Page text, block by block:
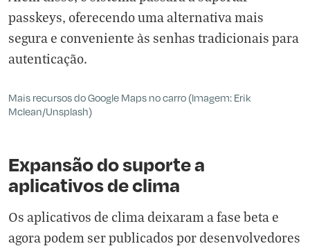
passkeys, oferecendo uma alternativa mais
segura e conveniente às senhas tradicionais para
autenticação.
Mais recursos do Google Maps no carro (Imagem: Erik
Mclean/Unsplash)
Expansão do suporte a
aplicativos de clima
Os aplicativos de clima deixaram a fase beta e
agora podem ser publicados por desenvolvedores